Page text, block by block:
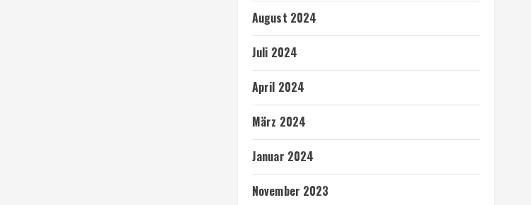
August 2024
Juli 2024
April 2024
März 2024
Januar 2024
November 2023